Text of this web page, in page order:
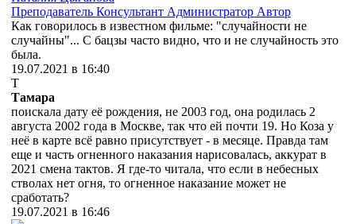
Преподаватель Консультант Администратор Автор
Как говорилось в известном фильме: "случайности не
случайны"... С бацзы часто видно, что и не случайность это
была.
19.07.2021 в 16:40
Т
Тамара
поискала дату её рождения, не 2003 год, она родилась 2
августа 2002 года в Москве, так что ей почти 19. Но Коза у
неё в карте всё равно присутствует - в месяце. Правда там
еще и часть огненного наказания нарисовалась, аккурат в
2021 смена тактов. Я где-то читала, что если в небесных
стволах нет огня, то огненное наказание может не
сработать?
19.07.2021 в 16:46